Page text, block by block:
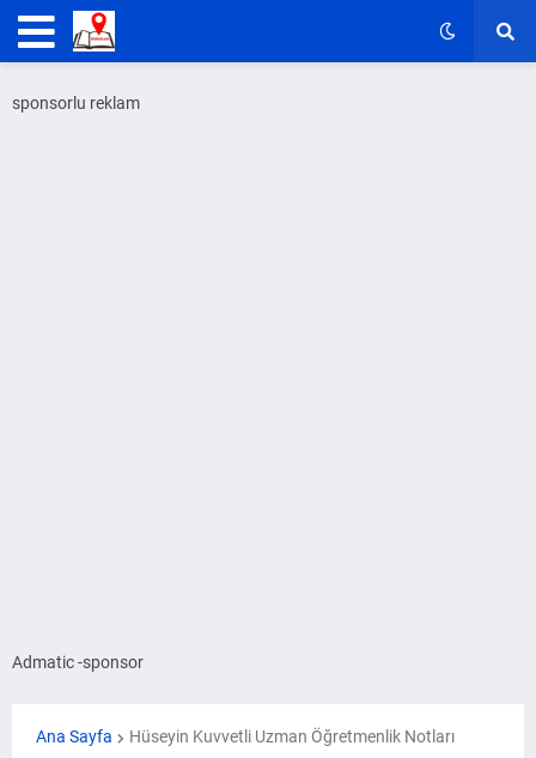
sponsorlu reklam
Admatic -sponsor
Ana Sayfa Hüseyin Kuvvetli Uzman Öğretmenlik Notları